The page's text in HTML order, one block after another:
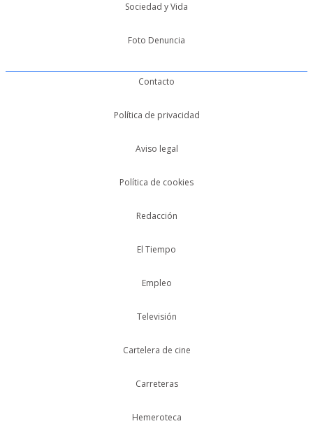
Sociedad y Vida
Foto Denuncia
Contacto
Política de privacidad
Aviso legal
Política de cookies
Redacción
El Tiempo
Empleo
Televisión
Cartelera de cine
Carreteras
Hemeroteca